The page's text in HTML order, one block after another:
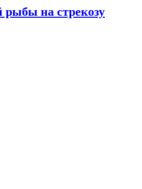
рыбы на стрекозу